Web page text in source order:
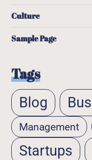
Culture
Sample Page
Tags
Blog
Management
Startups